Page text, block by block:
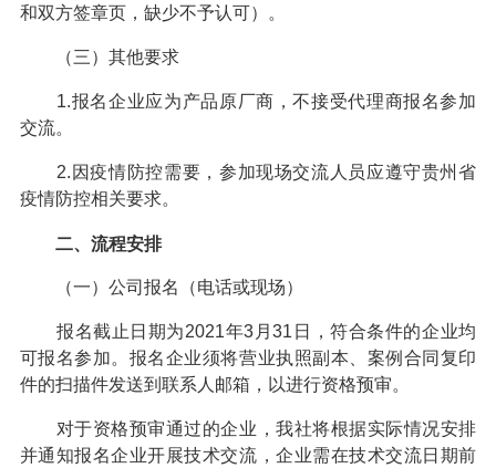
和双方签章页，缺少不予认可）。
（三）其他要求
1.报名企业应为产品原厂商，不接受代理商报名参加
交流。
2.因疫情防控需要，参加现场交流人员应遵守贵州省
疫情防控相关要求。
二、流程安排
（一）公司报名（电话或现场）
报名截止日期为2021年3月31日，符合条件的企业均
可报名参加。报名企业须将营业执照副本、案例合同复印
件的扫描件发送到联系人邮箱，以进行资格预审。
对于资格预审通过的企业，我社将根据实际情况安排
并通知报名企业开展技术交流，企业需在技术交流日期前